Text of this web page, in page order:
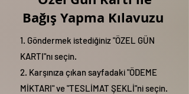
Bağış Yapma Kılavuzu
1. Göndermek istediğiniz "ÖZEL GÜN
KARTI"nı seçin.
2. Karşınıza çıkan sayfadaki "ÖDEME
MİKTARI" ve "TESLİMAT ŞEKLİ"ni seçin.